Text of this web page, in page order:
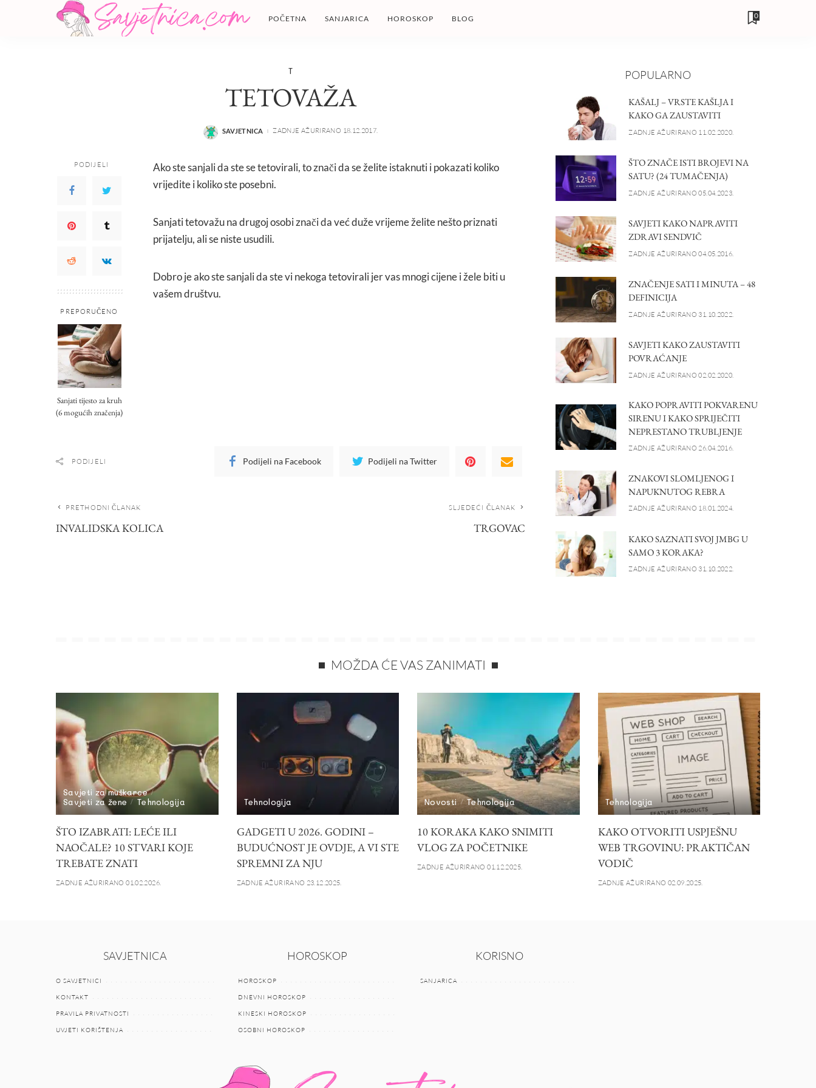
POČETNA SANJARICA HOROSKOP BLOG 0
T
TETOVAŽA
POSTED
SAVJETNICA ZADNJE AŽURIRANO 18.12.2017.
PODIJELI
PREPORUČENO
Sanjati tijesto za kruh
(6 mogućih značenja)
Ako ste sanjali da ste se tetovirali, to znači da se želite istaknuti i pokazati koliko
vrijedite i koliko ste posebni.
Sanjati tetovažu na drugoj osobi znači da već duže vrijeme želite nešto priznati
prijatelju, ali se niste usudili.
Dobro je ako ste sanjali da ste vi nekoga tetovirali jer vas mnogi cijene i žele biti u
vašem društvu.
PODIJELI Podijeli na Facebook Podijeli na Twitter
PRETHODNI ČLANAK
INVALIDSKA KOLICA
SLJEDEĆI ČLANAK
TRGOVAC
POPULARNO
KAŠALJ – VRSTE KAŠLJA I
KAKO GA ZAUSTAVITI
ZADNJE AŽURIRANO 11.02.2020.
ŠTO ZNAČE ISTI BROJEVI NA
SATU? (24 TUMAČENJA)
ZADNJE AŽURIRANO 05.04.2023.
SAVJETI KAKO NAPRAVITI
ZDRAVI SENDVIČ
ZADNJE AŽURIRANO 04.05.2016.
ZNAČENJE SATI I MINUTA – 48
DEFINICIJA
ZADNJE AŽURIRANO 31.10.2022.
SAVJETI KAKO ZAUSTAVITI
POVRAĆANJE
ZADNJE AŽURIRANO 02.02.2020.
KAKO POPRAVITI POKVARENU
SIRENU I KAKO SPRIJEČITI
NEPRESTANO TRUBLJENJE
ZADNJE AŽURIRANO 26.04.2016.
ZNAKOVI SLOMLJENOG I
NAPUKNUTOG REBRA
ZADNJE AŽURIRANO 18.01.2024.
KAKO SAZNATI SVOJ JMBG U
SAMO 3 KORAKA?
ZADNJE AŽURIRANO 31.10.2022.
MOŽDA ĆE VAS ZANIMATI
Savjeti za muškarce
Savjeti za žene
Tehnologija
ŠTO IZABRATI: LEĆE ILI
NAOČALE? 10 STVARI KOJE
TREBATE ZNATI
ZADNJE AŽURIRANO 01.02.2026.
Tehnologija
GADGETI U 2026. GODINI –
BUDUĆNOST JE OVDJE, A VI STE
SPREMNI ZA NJU
ZADNJE AŽURIRANO 23.12.2025.
Novosti Tehnologija
10 KORAKA KAKO SNIMITI
VLOG ZA POČETNIKE
ZADNJE AŽURIRANO 01.12.2025.
Tehnologija
KAKO OTVORITI USPJEŠNU
WEB TRGOVINU: PRAKTIČAN
VODIČ
ZADNJE AŽURIRANO 02.09.2025.
SAVJETNICA
O SAVJETNICI
KONTAKT
PRAVILA PRIVATNOSTI
UVJETI KORIŠTENJA
HOROSKOP
HOROSKOP
DNEVNI HOROSKOP
KINESKI HOROSKOP
OSOBNI HOROSKOP
KORISNO
SANJARICA